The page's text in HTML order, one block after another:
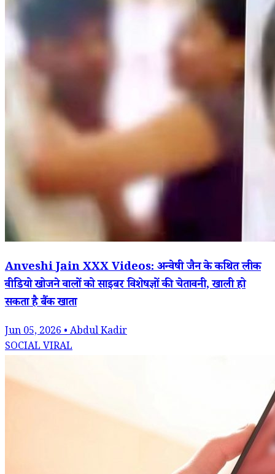
Anveshi Jain XXX Videos: अन्वेषी जैन के कथित लीक
वीडियो खोजने वालों को साइबर विशेषज्ञों की चेतावनी, खाली हो
सकता है बैंक खाता
Jun 05, 2026 • Abdul Kadir
SOCIAL VIRAL